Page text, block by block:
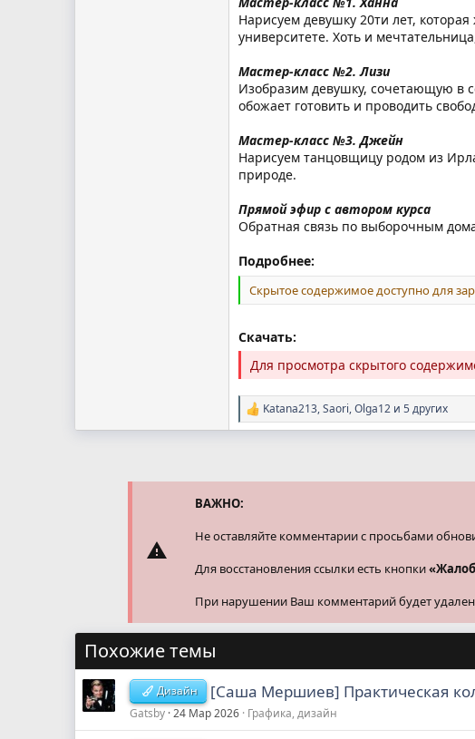
Нарисуем девушку 20ти лет,
университете. Хоть и
Мастер-класс №2. Лизи
Изобразим девушку, сочетающую в
обожает готовить и проводить
Мастер-класс №3. Джейн
Нарисуем танцовщицу родом из
природе.
Прямой эфир с автором курса
Обратная связь по выборочным
Подробнее:
Скрытое содержимое доступно для
Скачать:
Для просмотра скрытого
Р
е
Katana213,Saori,Olga12 и 5 других
ВАЖНО:
Не оставляйте комментарии с просьбами
Для восстановления ссылки есть кнопки
При нарушении Ваш комментарий будет
Похожие темы
Дизайн [Саша Мершиев] Практическая
Gatsby 24 Мар 2026 Графика, дизайн